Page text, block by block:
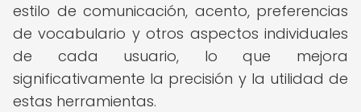
estilo de comunicación, acento, preferencias
de vocabulario y otros aspectos individuales
de cada usuario, lo que mejora
significativamente la precisión y la utilidad de
estas herramientas.